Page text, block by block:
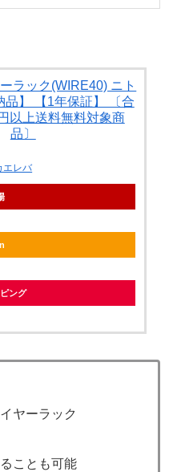
ラック(WIRE40) ニト
品】 【1年保証】 〔合
以上送料無料対象商
品〕
エレバ
ング
ヤーラック
ことも可能